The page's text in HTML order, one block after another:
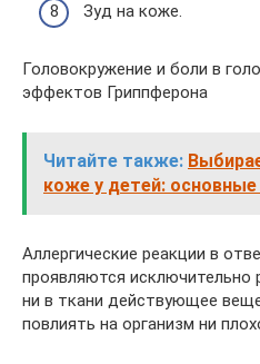
Зуд на коже.
Головокружение и боли в
эффектов Гриппферона
Читайте также:
коже у детей:
Аллергические реакции в
проявляются исключительно
ни в ткани действующее
повлиять на организм ни